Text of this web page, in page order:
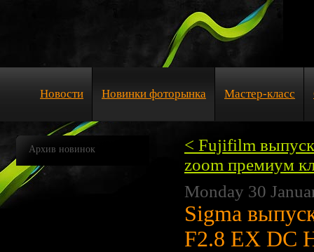
Новости Новинки фоторынка Мастер-класс
< Fujifilm
zoom премиум
Monday 30
Sigma
F2.8 EX DC
Архив новинок